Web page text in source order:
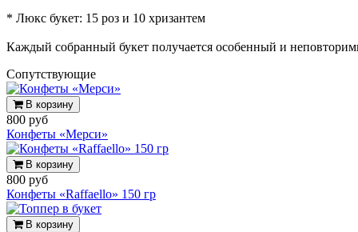
* Люкс букет: 15 роз и 10 хризантем
Каждый собранный букет получается особенный и
Cопутствующие
В корзину
800 руб
Конфеты «Мерси»
В корзину
800 руб
Конфеты «Raffaello» 150 гр
В корзину